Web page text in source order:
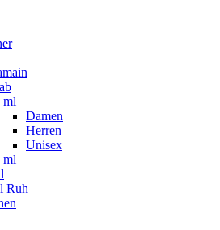
ml
Damen
Herren
Unisex
ml
Ruh